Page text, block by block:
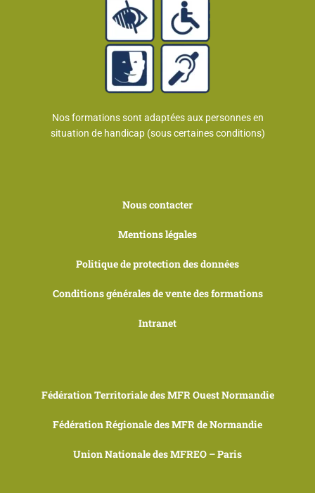
Nos formations sont adaptées aux personnes en
situation de handicap (sous certaines conditions)
Nous contacter
Mentions légales
Politique de protection des données
Conditions générales de vente des formations
Intranet
Fédération Territoriale des MFR Ouest Normandie
Fédération Régionale des MFR de Normandie
Union Nationale des MFREO – Paris